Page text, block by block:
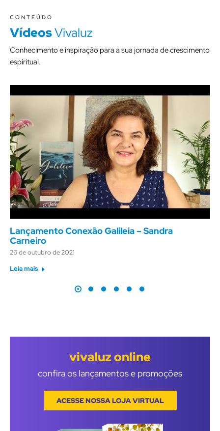
CONTEÚDO
VídeosVivaluz
Conhecimento e inspiração para a sua jornada de crescimento
espiritual.
Lançamento Conexão Galileia – Sandra
Carneiro
26 de outubro de 2021
Leia mais
vivaluz online
confira os lançamentos e promoções
ACESSE NOSSA LOJA VIRTUAL